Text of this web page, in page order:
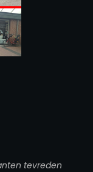
tevreden